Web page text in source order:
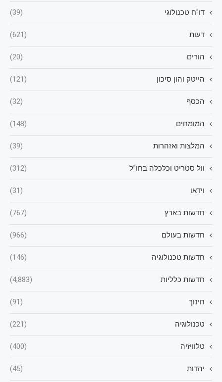
דו"ח טכנולוגי (39)
דעות (621)
הורים (20)
הייטק והון סיכון (121)
הכסף (32)
המומחים (148)
המלצות ואזהרות (39)
וול סטריט וכלכלה בחו"ל (312)
וידאו (31)
חדשות בארץ (767)
חדשות בעולם (966)
חדשות טכנולוגיה (146)
חדשות כלליות (4,883)
חינוך (91)
טכנולוגיה (221)
טלוויזיה (400)
יהדות (45)